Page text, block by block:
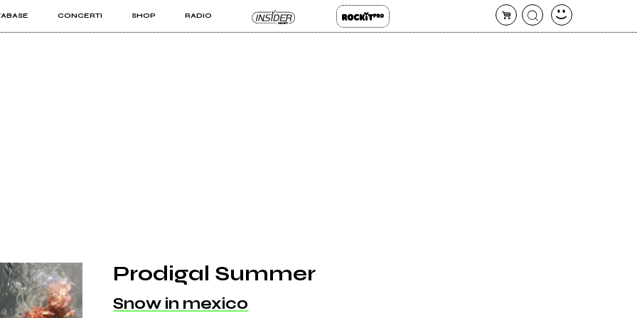
CONCERTI SHOP RADIO
PRO
Prodigal Summer
Snow in mexico